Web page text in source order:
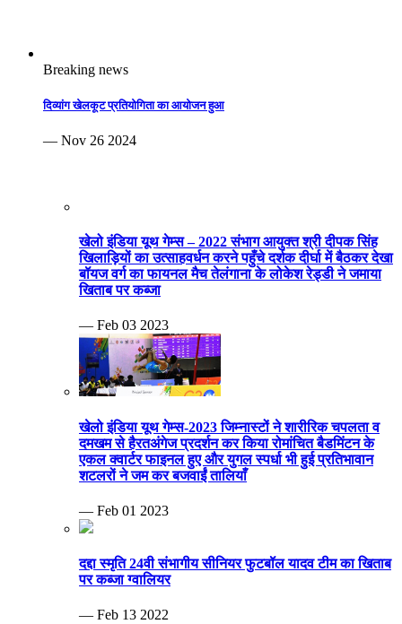
Breaking news
दिव्यांग खेलकूट प्रतियोगिता का आयोजन हुआ
— Nov 26 2024
खेलो इंडिया यूथ गेम्स – 2022 संभाग आयुक्त श्री दीपक सिंह
खिलाड़ियों का उत्साहवर्धन करने पहुँचे दर्शक दीर्घा में बैठकर देखा
बॉयज वर्ग का फायनल मैच तेलंगाना के लोकेश रेड्डी ने जमाया
खिताब पर कब्जा
— Feb 03 2023
खेलो इंडिया यूथ गेम्स-2023 जिम्नास्टों ने शारीरिक चपलता व
दमखम से हैरतअंगेज प्रदर्शन कर किया रोमांचित बैडमिंटन के
एकल क्वार्टर फाइनल हुए और युगल स्पर्धा भी हुई प्रतिभावान
शटलरों ने जम कर बजवाईं तालियाँ
— Feb 01 2023
दद्दा स्मृति 24वी संभागीय सीनियर फुटबॉल यादव टीम का खिताब
पर कब्जा ग्वालियर
— Feb 13 2022